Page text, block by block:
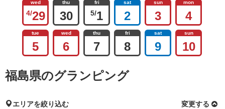
wed
4/29
thu
30
fri
5/1
sat
2
sun
3
mon
4
tue
5
wed
6
thu
7
fri
8
sat
9
sun
10
福島県のグランピング
エリアを絞り込む 変更する